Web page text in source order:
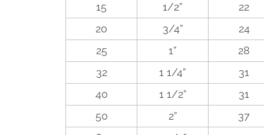
15
1/2”
22
20
3/4”
24
25
1”
28
32
1 1/4”
31
40
1 1/2”
31
50
2”
37